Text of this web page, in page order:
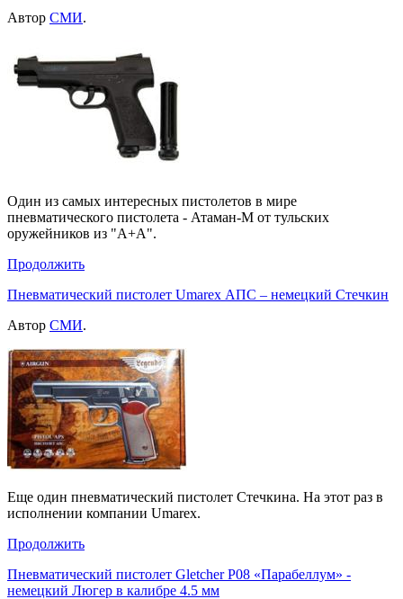
Автор СМИ.
Один из самых интересных пистолетов в мире
пневматического пистолета - Атаман-М от тульских
оружейников из "А+А".
Продолжить
Пневматический пистолет Umarex АПС – немецкий Стечкин
Автор СМИ.
Еще один пневматический пистолет Стечкина. На этот раз в
исполнении компании Umarex.
Продолжить
Пневматический пистолет Gletcher P08 «Парабеллум» -
немецкий Люгер в калибре 4.5 мм